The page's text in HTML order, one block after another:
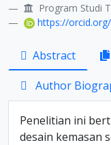
Program Studi
https://
Abstract
Author
Penelitian ini
desain kemasan